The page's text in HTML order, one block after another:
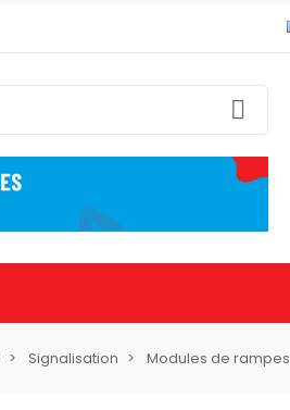
Signalisation Modules de rampes